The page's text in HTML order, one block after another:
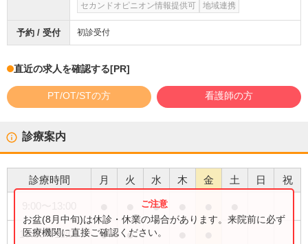
セカンドオピニオン情報提供可
地域連携
予約 / 受付 初診受付
直近の求人を確認する[PR]
PT/OT/STの方 看護師の方
診療案内
診療時間 月 火 水 木 金 土 日 祝
●
15:00〜18:00 ● ●
お盆(8月中旬)は休診・休業の場合があります。来院前に必ず
医療機関に直接ご確認ください。